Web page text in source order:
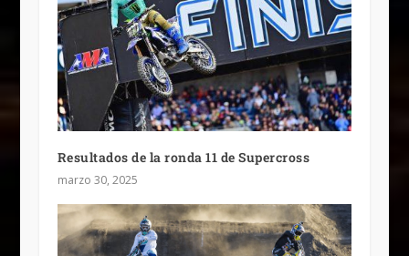
Resultados de la ronda 11 de Supercross
marzo 30, 2025